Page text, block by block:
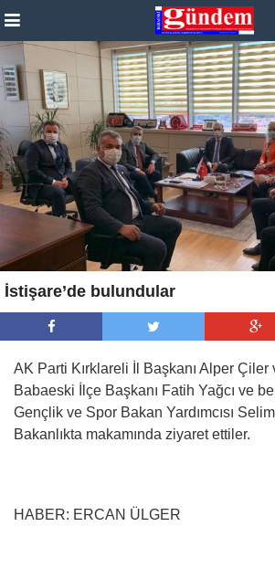
İstişare’de bulundular
AK Parti Kırklareli İl Başkanı Alper Çiler
Babaeski İlçe Başkanı Fatih Yağcı ve
Gençlik ve Spor Bakan Yardımcısı Selim
Bakanlıkta makamında ziyaret ettiler.
HABER: ERCAN ÜLGER